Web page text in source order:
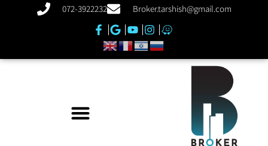
072-3922232 Broker.tarshish@gmail.com